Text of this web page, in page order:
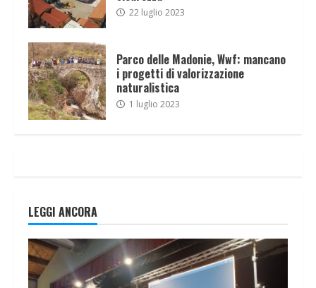
22 luglio 2023
Parco delle Madonie, Wwf: mancano
i progetti di valorizzazione
naturalistica
1 luglio 2023
LEGGI ANCORA